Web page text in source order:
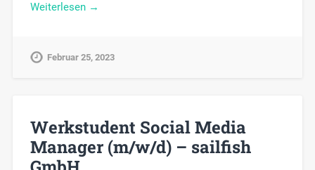
Weiterlesen →
Februar 25, 2023
Werkstudent Social Media
Manager (m/w/d) – sailfish